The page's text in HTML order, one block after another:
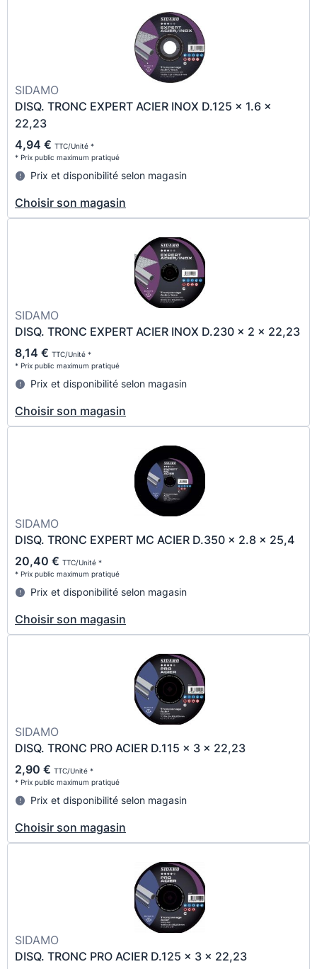
SIDAMO
DISQ. TRONC EXPERT ACIER INOX D.125 x 1.6 x
22,23
4,94 € TTC/Unité *
* Prix public maximum pratiqué
Prix et disponibilité selon magasin
Choisir son magasin
SIDAMO
DISQ. TRONC EXPERT ACIER INOX D.230 x 2 x 22,23
8,14 € TTC/Unité *
* Prix public maximum pratiqué
Prix et disponibilité selon magasin
Choisir son magasin
SIDAMO
DISQ. TRONC EXPERT MC ACIER D.350 x 2.8 x 25,4
20,40 € TTC/Unité *
* Prix public maximum pratiqué
Prix et disponibilité selon magasin
Choisir son magasin
SIDAMO
DISQ. TRONC PRO ACIER D.115 x 3 x 22,23
2,90 € TTC/Unité *
* Prix public maximum pratiqué
Prix et disponibilité selon magasin
Choisir son magasin
SIDAMO
DISQ. TRONC PRO ACIER D.125 x 3 x 22,23